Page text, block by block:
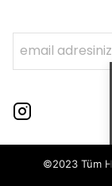
©2023 Tüm